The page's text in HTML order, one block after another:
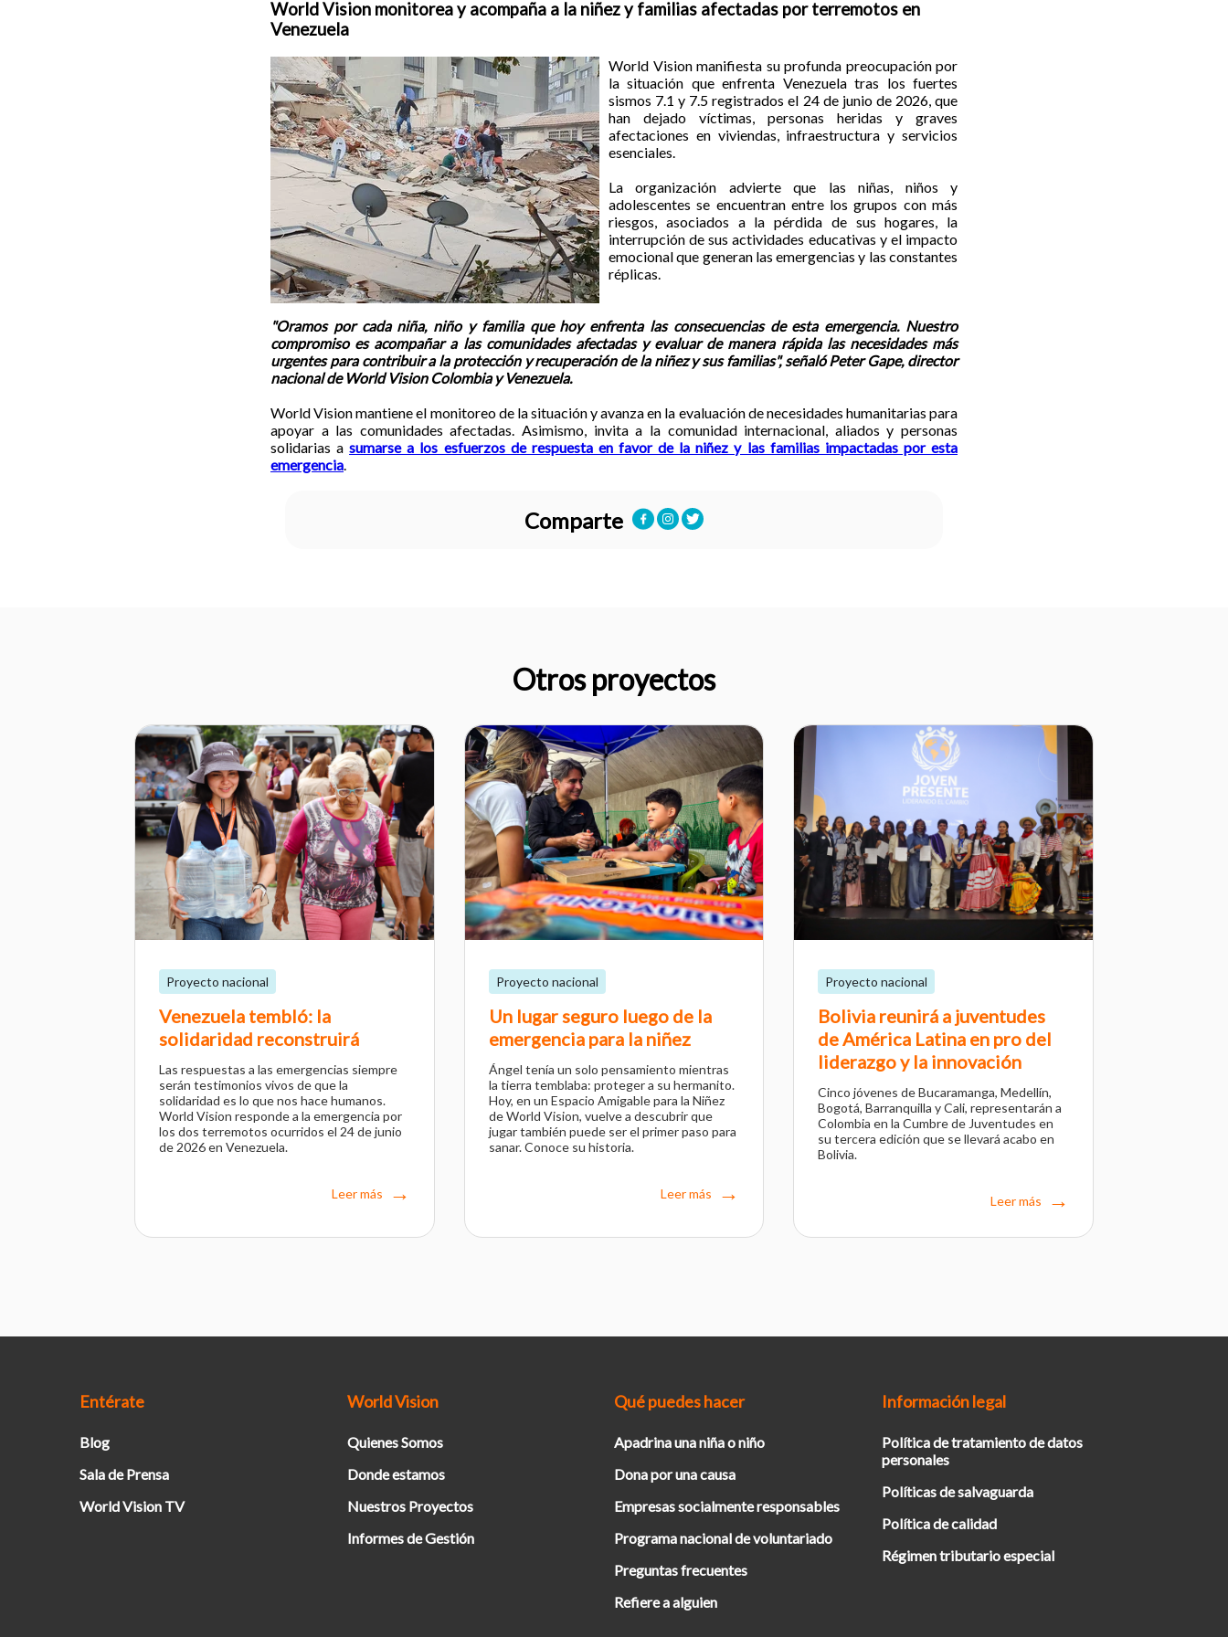
World Vision monitorea y acompaña a la niñez y familias afectadas por terremotos en
Venezuela
World Vision manifiesta su profunda preocupación por
la situación que enfrenta Venezuela tras los fuertes
sismos 7.1 y 7.5 registrados el 24 de junio de 2026, que
han dejado víctimas, personas heridas y graves
afectaciones en viviendas, infraestructura y servicios
esenciales.
La organización advierte que las niñas, niños y
adolescentes se encuentran entre los grupos con más
riesgos, asociados a la pérdida de sus hogares, la
interrupción de sus actividades educativas y el impacto
emocional que generan las emergencias y las constantes
réplicas.
"Oramos por cada niña, niño y familia que hoy enfrenta las consecuencias de esta emergencia. Nuestro
compromiso es acompañar a las comunidades afectadas y evaluar de manera rápida las necesidades más
urgentes para contribuir a la protección y recuperación de la niñez y sus familias", señaló Peter Gape, director
nacional de World Vision Colombia y Venezuela.
World Vision mantiene el monitoreo de la situación y avanza en la evaluación de necesidades humanitarias para
apoyar a las comunidades afectadas. Asimismo, invita a la comunidad internacional, aliados y personas
solidarias asumarse a los esfuerzos de respuesta en favor de la niñez y las familias impactadas por esta
emergencia.
Comparte
Otros proyectos
Proyecto nacional
Venezuela tembló: la
solidaridad reconstruirá
Las respuestas a las emergencias siempre
serán testimonios vivos de que la
solidaridad es lo que nos hace humanos.
World Vision responde a la emergencia por
los dos terremotos ocurridos el 24 de junio
de 2026 en Venezuela.
Leer más
Proyecto nacional
Un lugar seguro luego de la
emergencia para la niñez
Ángel tenía un solo pensamiento mientras
la tierra temblaba: proteger a su hermanito.
Hoy, en un Espacio Amigable para la Niñez
de World Vision, vuelve a descubrir que
jugar también puede ser el primer paso para
sanar. Conoce su historia.
Leer más
Proyecto nacional
Bolivia reunirá a juventudes
de América Latina en pro del
liderazgo y la innovación
Cinco jóvenes de Bucaramanga, Medellín,
Bogotá, Barranquilla y Cali, representarán a
Colombia en la Cumbre de Juventudes en
su tercera edición que se llevará acabo en
Bolivia.
Leer más
Entérate
Blog
Sala de Prensa
World Vision TV
World Vision
Quienes Somos
Donde estamos
Nuestros Proyectos
Informes de Gestión
Qué puedes hacer
Apadrina una niña o niño
Dona por una causa
Empresas socialmente responsables
Programa nacional de voluntariado
Preguntas frecuentes
Refiere a alguien
Información legal
Política de tratamiento de datos
personales
Políticas de salvaguarda
Política de calidad
Régimen tributario especial